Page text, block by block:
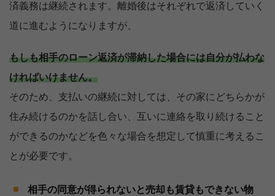
済義務は継続されます。離婚後はそれぞれで返済していく
道に進むようになりますが、
もしも相手のローン返済が滞納した場合には自分が払わな
ければいけません。
そのため、支払いの継続に対しては、その家にどちらかが
住み続けるのかを話し合い、互いに連絡を取り続けること
ができるのかなどを色々な場合を想定して慎重に考えるこ
とが必要です。
相手の同意が得られないと売却も賃貸もできない物